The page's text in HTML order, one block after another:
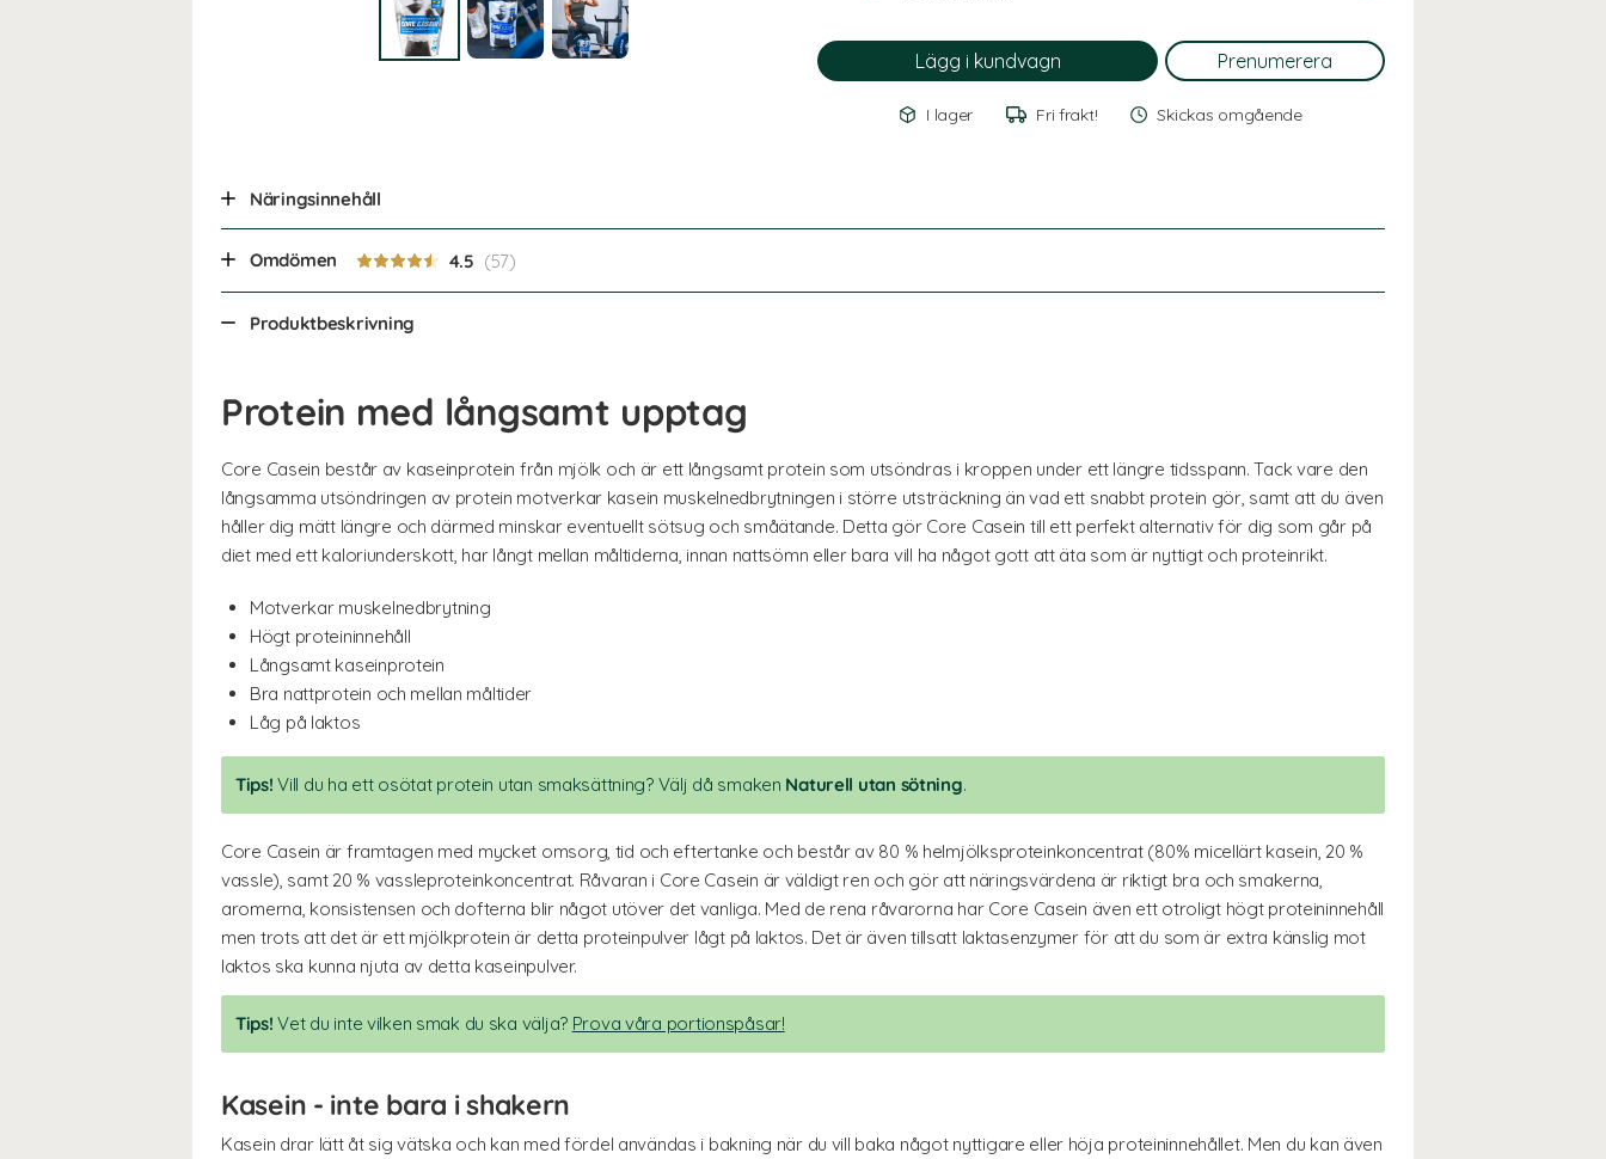
I lager Fri frakt! Skickas omgående
Näringsinnehåll
Omdömen 4.5
Produktbeskrivning
Protein med långsamt upptag
Core Casein består av kaseinprotein från mjölk och är ett långsamt protein som utsöndras i kroppen under ett längre tidsspann. Tack vare den
långsamma utsöndringen av protein motverkar kasein muskelnedbrytningen i större utsträckning än vad ett snabbt protein gör, samt att du även
håller dig mätt längre och därmed minskar eventuellt sötsug och småätande. Detta gör Core Casein till ett perfekt alternativ för dig som går på
diet med ett kaloriunderskott, har långt mellan måltiderna, innan nattsömn eller bara vill ha något gott att äta som är nyttigt och proteinrikt.
Motverkar muskelnedbrytning
Högt proteininnehåll
Långsamt kaseinprotein
Bra nattprotein och mellan måltider
Låg på laktos
Tips! Vill du ha ett osötat protein utan smaksättning? Välj då smaken Naturell utan sötning.
Core Casein är framtagen med mycket omsorg, tid och eftertanke och består av 80 % helmjölksproteinkoncentrat (80% micellärt kasein, 20 %
vassle), samt 20 % vassleproteinkoncentrat. Råvaran i Core Casein är väldigt ren och gör att näringsvärdena är riktigt bra och smakerna,
aromerna, konsistensen och dofterna blir något utöver det vanliga. Med de rena råvarorna har Core Casein även ett otroligt högt proteininnehåll
men trots att det är ett mjölkprotein är detta proteinpulver lågt på laktos. Det är även tillsatt laktasenzymer för att du som är extra känslig mot
laktos ska kunna njuta av detta kaseinpulver.
Tips! Vet du inte vilken smak du ska välja? Prova våra portionspåsar!
Kasein - inte bara i shakern
Kasein drar lätt åt sig vätska och kan med fördel användas i bakning när du vill baka något nyttigare eller höja proteininnehållet. Men du kan även